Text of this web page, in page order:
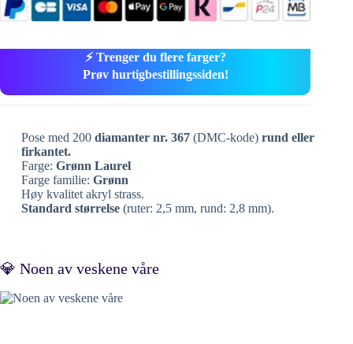
⚡ Trenger du flere farger?
Prøv hurtigbestillingssiden!
Pose med 200 diamanter nr. 367(DMC-kode) rund eller
firkantet.
Farge: Grønn Laurel
Farge familie: Grønn
Høy kvalitet akryl strass.
Standard størrelse(ruter: 2,5 mm, rund: 2,8 mm).
💎 Noen av veskene våre